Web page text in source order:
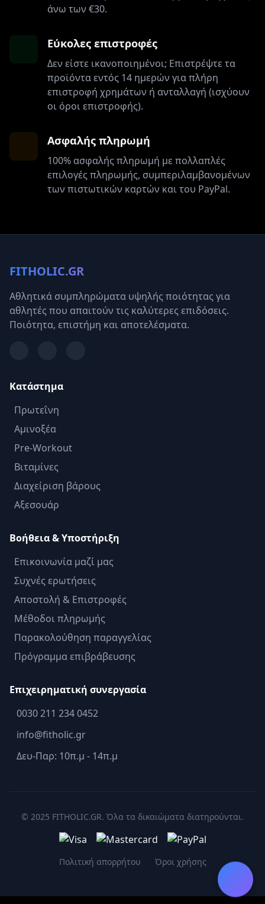
άνω των €30.
Εύκολες επιστροφές
Δεν είστε ικανοποιημένοι; Επιστρέψτε τα
προϊόντα εντός 14 ημερών για πλήρη
επιστροφή χρημάτων ή ανταλλαγή (ισχύουν
οι όροι επιστροφής).
Ασφαλής πληρωμή
100% ασφαλής πληρωμή με πολλαπλές
επιλογές πληρωμής, συμπεριλαμβανομένων
των πιστωτικών καρτών και του PayPal.
FITHOLIC.GR
Αθλητικά συμπληρώματα υψηλής ποιότητας για
αθλητές που απαιτούν τις καλύτερες επιδόσεις.
Ποιότητα, επιστήμη και αποτελέσματα.
Κατάστημα
Πρωτεΐνη
Αμινοξέα
Pre-Workout
Βιταμίνες
Διαχείριση βάρους
Αξεσουάρ
Βοήθεια & Υποστήριξη
Επικοινωνία μαζί μας
Συχνές ερωτήσεις
Αποστολή & Επιστροφές
Μέθοδοι πληρωμής
Παρακολούθηση παραγγελίας
Πρόγραμμα επιβράβευσης
Επιχειρηματική συνεργασία
0030 211 234 0452
info@fitholic.gr
Δευ-Παρ: 10π.μ - 14π.μ
© 2025 FITHOLIC.GR. Όλα τα δικαιώματα διατηρούνται.
Πολιτική απορρήτου Όροι χρήσης